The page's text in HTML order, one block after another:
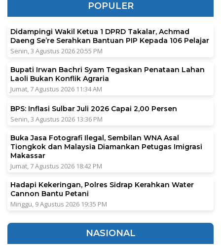
POPULER
Didampingi Wakil Ketua 1 DPRD Takalar, Achmad
Daeng Se’re Serahkan Bantuan PIP Kepada 106 Pelajar
Senin, 3 Agustus 2026 20:55 PM
Bupati Irwan Bachri Syam Tegaskan Penataan Lahan
Laoli Bukan Konflik Agraria
Jumat, 7 Agustus 2026 11:34 AM
BPS: Inflasi Sulbar Juli 2026 Capai 2,00 Persen
Senin, 3 Agustus 2026 13:36 PM
Buka Jasa Fotografi Ilegal, Sembilan WNA Asal
Tiongkok dan Malaysia Diamankan Petugas Imigrasi
Makassar
Jumat, 7 Agustus 2026 18:42 PM
Hadapi Kekeringan, Polres Sidrap Kerahkan Water
Cannon Bantu Petani
Minggu, 9 Agustus 2026 19:35 PM
NASIONAL